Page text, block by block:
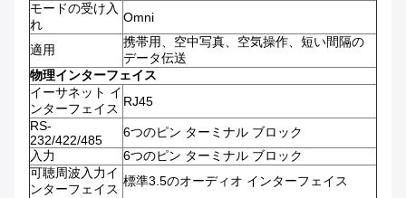
モードの受け入
れ
Omni
適用
携帯用、空中写真、空気操作、短い間隔の
データ伝送
物理インターフェイス
イーサネット イ
ンターフェイス RJ45
RS-
232/422/485
6つのピン ターミナル ブロック
入力
6つのピン ターミナル ブロック
可聴周波入力イ
ンターフェイス
標準3.5のオーディオ インターフェイス